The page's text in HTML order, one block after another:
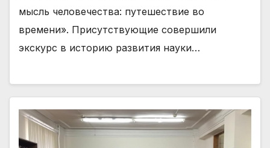
мысль человечества: путешествие во
времени». Присутствующие совершили
экскурс в историю развития науки…